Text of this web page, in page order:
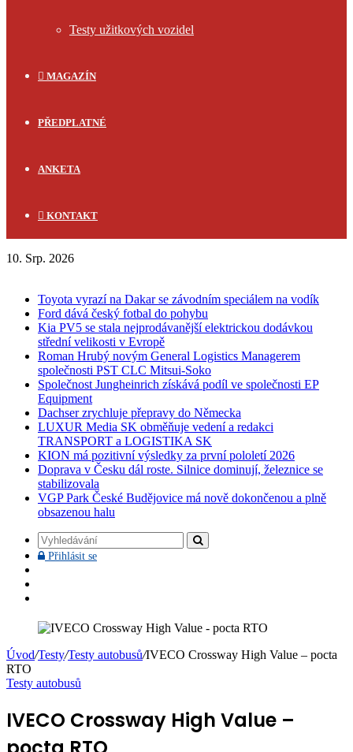
Testy užitkových vozidel
MAGAZÍN
PŘEDPLATNÉ
ANKETA
KONTAKT
10. Srp. 2026
Toyota vyrazí na Dakar se závodním speciálem na vodík
Ford dává český fotbal do pohybu
Kia PV5 se stala nejprodávanější elektrickou dodávkou
střední velikosti v Evropě
Roman Hrubý novým General Logistics Managerem
společnosti PST CLC Mitsui-Soko
Společnost Jungheinrich získává podíl ve společnosti EP
Equipment
Dachser zrychluje přepravy do Německa
LUXUR Media SK obměňuje vedení a redakci
TRANSPORT a LOGISTIKA SK
KION má pozitivní výsledky za první pololetí 2026
Doprava v Česku dál roste. Silnice dominují, železnice se
stabilizovala
VGP Park České Budějovice má nově dokončenou a plně
obsazenou halu
Vyhledávání
Přihlásit sePřihlásit
Úvod/Testy/Testy autobusů/IVECO Crossway High Value – pocta
RTO
Testy autobusů
IVECO Crossway High Value –